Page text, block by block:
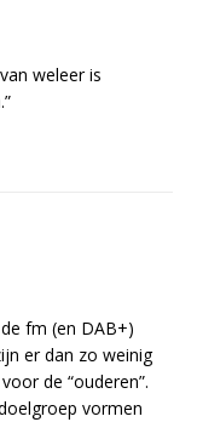
weleer is
fm (en DAB+)
er dan zo weinig
de “ouderen”.
vormen